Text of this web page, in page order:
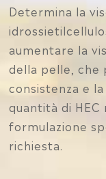
Determina la
aumentare la
della pelle, che
consistenza e
quantità di HEC
formulazione
richiesta.